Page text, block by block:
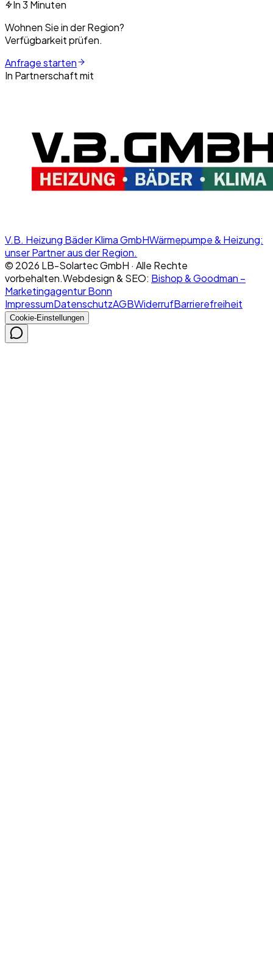
In 3 Minuten
Wohnen Sie in der Region?
Verfügbarkeit prüfen.
Anfrage starten
In Partnerschaft mit
V.B. Heizung Bäder Klima GmbHWärmepumpe & Heizung:
unser Partner aus der Region.
© 2026 LB-Solartec GmbH · Alle Rechte
vorbehalten.Webdesign & SEO: Bishop & Goodman –
Marketingagentur Bonn
ImpressumDatenschutzAGBWiderrufBarrierefreiheit
Cookie-Einstellungen